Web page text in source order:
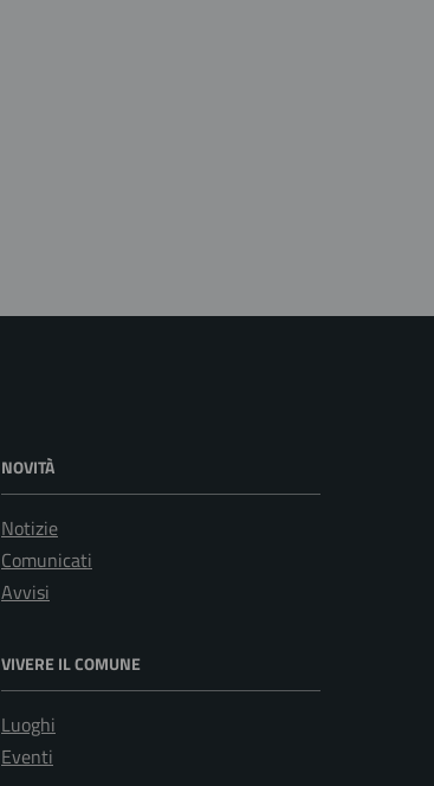
NOVITÀ
Notizie
Comunicati
Avvisi
VIVERE IL COMUNE
Luoghi
Eventi